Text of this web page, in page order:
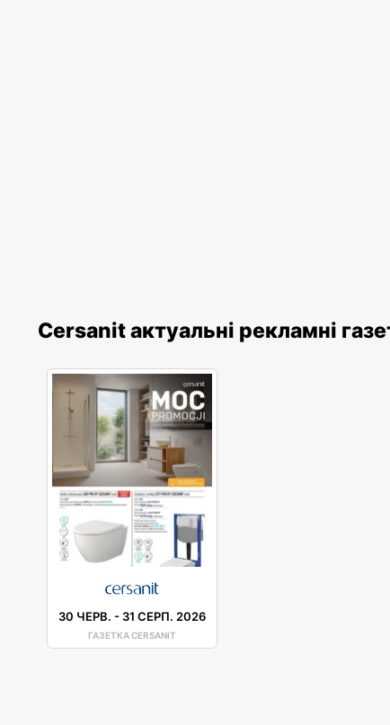
Cersanit актуальні рекламні
30 ЧЕРВ. - 31 СЕРП. 2026
ГАЗЕТКА CERSANIT